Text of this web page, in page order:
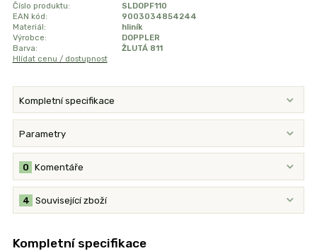
Číslo produktu:
SLDOPF110
EAN kód:
9003034854244
Materiál:
hliník
Výrobce:
DOPPLER
Barva:
ŽLUTÁ 811
Hlídat cenu / dostupnost
Kompletní specifikace
Parametry
Komentáře
0
Související zboží
4
Kompletní specifikace